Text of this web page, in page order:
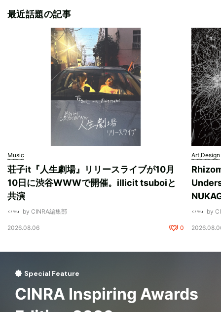
最近話題の記事
Music
荘子it『人生劇場』リリースライブが10月
10日に渋谷WWWで開催。illicit tsuboiと
共演
by CINRA編集部
2026.08.06 0
Art,Design
by
Special Feature
CINRA Inspiring Awards